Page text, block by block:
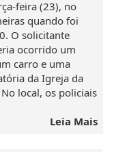
feira (23), no
quando foi
O solicitante
ocorrido um
carro e uma
da Igreja da
local, os policiais
Leia Mais